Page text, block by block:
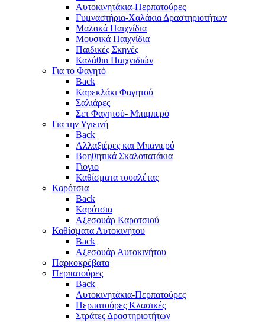
Αυτοκινητάκια-Περπατούρες
Γυμναστήρια-Χαλάκια Δραστηριοτήτων
Μαλακά Παιχνίδια
Μουσικά Παιχνίδια
Παιδικές Σκηνές
Καλάθια Παιχνιδιών
Για το Φαγητό
Back
Καρεκλάκι Φαγητού
Σαλιάρες
Σετ Φαγητού- Μπιμπερό
Για την Υγιεινή
Back
Αλλαξιέρες και Μπανιερό
Βοηθητικά Σκαλοπατάκια
Γιογιο
Καθίσματα τουαλέτας
Καρότσια
Back
Καρότσια
Αξεσουάρ Καροτσιού
Καθίσματα Αυτοκινήτου
Back
Αξεσουάρ Αυτοκινήτου
Παρκοκρέβατα
Περπατούρες
Back
Αυτοκινητάκια-Περπατούρες
Περπατούρες Κλασικές
Στράτες Δραστηριοτήτων